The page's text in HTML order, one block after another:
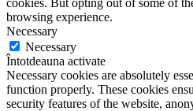
browsing experience.
Necessary
Necessary
Întotdeauna activate
Necessary cookies are absolutely
function properly. These cookies
security features of the website,